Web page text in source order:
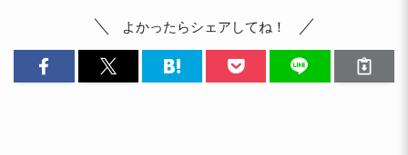
よかったらシェアしてね！